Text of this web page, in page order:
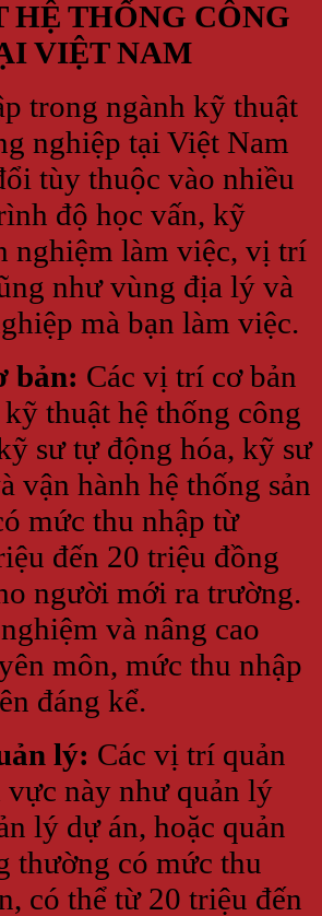
HỆ THỐNG CÔNG
VIỆT NAM
trong ngành kỹ thuật
nghiệp tại Việt Nam
tùy thuộc vào nhiều
độ học vấn, kỹ
nghiệm làm việc, vị trí
như vùng địa lý và
mà bạn làm việc.
bản: Các vị trí cơ bản
thuật hệ thống công
sư tự động hóa, kỹ sư
vận hành hệ thống sản
mức thu nhập từ
đến 20 triệu đồng
người mới ra trường.
và nâng cao
môn, mức thu nhập
đáng kể.
lý: Các vị trí quản
này như quản lý
lý dự án, hoặc quản
thường có mức thu
có thể từ 20 triệu đến